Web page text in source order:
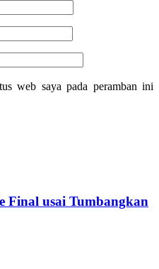
web saya pada peramban ini
Final usai Tumbangkan